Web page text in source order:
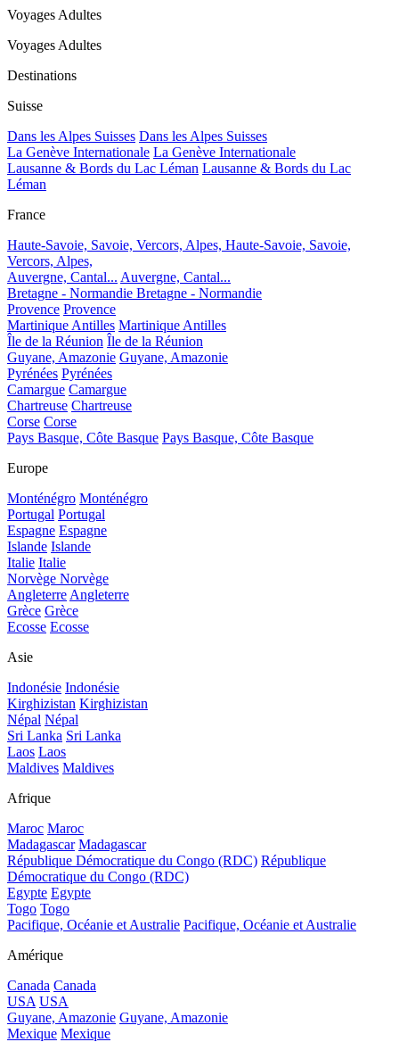
Voyages Adultes
Voyages Adultes
Destinations
Suisse
Dans les Alpes Suisses Dans les Alpes Suisses
La Genève Internationale La Genève Internationale
Lausanne & Bords du Lac Léman Lausanne & Bords du Lac
Léman
France
Haute-Savoie, Savoie, Vercors, Alpes, Haute-Savoie, Savoie,
Vercors, Alpes,
Auvergne, Cantal... Auvergne, Cantal...
Bretagne - Normandie Bretagne - Normandie
Provence Provence
Martinique Antilles Martinique Antilles
Île de la Réunion Île de la Réunion
Guyane, Amazonie Guyane, Amazonie
Pyrénées Pyrénées
Camargue Camargue
Chartreuse Chartreuse
Corse Corse
Pays Basque, Côte Basque Pays Basque, Côte Basque
Europe
Monténégro Monténégro
Portugal Portugal
Espagne Espagne
Islande Islande
Italie Italie
Norvège Norvège
Angleterre Angleterre
Grèce Grèce
Ecosse Ecosse
Asie
Indonésie Indonésie
Kirghizistan Kirghizistan
Népal Népal
Sri Lanka Sri Lanka
Laos Laos
Maldives Maldives
Afrique
Maroc Maroc
Madagascar Madagascar
République Démocratique du Congo (RDC) République
Démocratique du Congo (RDC)
Egypte Egypte
Togo Togo
Pacifique, Océanie et Australie Pacifique, Océanie et Australie
Amérique
Canada Canada
USA USA
Guyane, Amazonie Guyane, Amazonie
Mexique Mexique